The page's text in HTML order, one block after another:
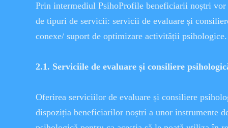
Prin intermediul PsihoProfile beneficiarii noștri vor
de tipuri de servicii: servicii de evaluare și
conexe/ suport de optimizare activității psihologice.
2.1. Serviciile de evaluare și consiliere
Oferirea serviciilor de evaluare și consiliere
dispoziția beneficiarilor noștri a unor instrumente